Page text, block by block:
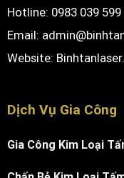
Hotline: 0983 039
Email:
Website:
Dịch Vụ Gia Công
Gia Công Kim Loại